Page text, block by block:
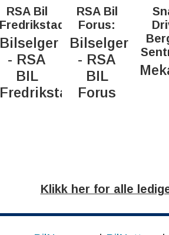
RSA Bil
Fredrikstad:
Bilselger
- RSA
BIL
Fredrikstad
RSA Bil
Forus:
Bilselger
- RSA
BIL
Forus
Klikk her for alle